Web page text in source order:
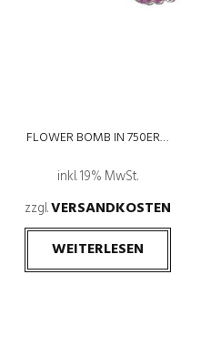
FLOWER BOMB IN 750ER…
inkl. 19% MwSt.
zzgl.VERSANDKOSTEN
WEITERLESEN